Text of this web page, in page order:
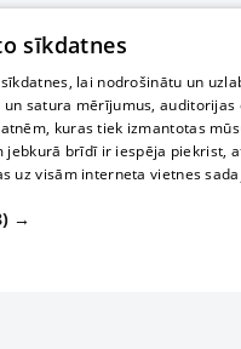
sīkdatnes
lai nodrošinātu un
satura mērījumus,
kuras tiek izmantotas
brīdī ir iespēja piekrist,
uz visām interneta vietnes
→